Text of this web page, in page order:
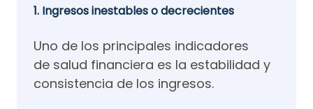
1. Ingresos inestables o decrecientes
Uno de los principales indicadores
de salud financiera es la estabilidad y
consistencia de los ingresos.